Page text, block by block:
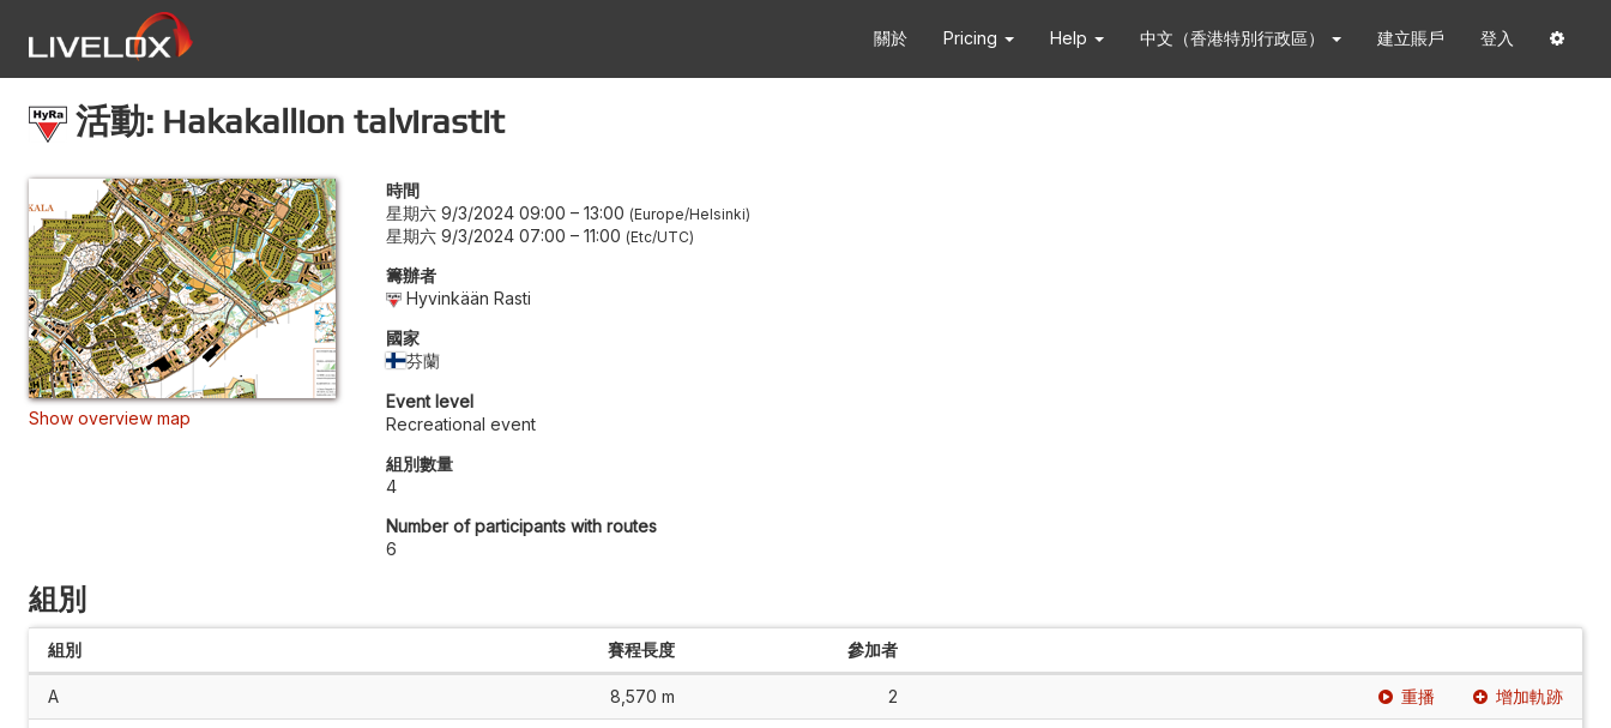
關於 Pricing Help 中文（香港特別行政區） 建立賬戶 登入
活動: Hakakallion talvirastit
Show overview map
時間
星期六 9/3/2024 09:00 – 13:00 Europe/Helsinki
星期六 9/3/2024 07:00 – 11:00 Etc/UTC
籌辦者
Hyvinkään Rasti
國家
芬蘭
Event level
Recreational event
組別數量
4
Number of participants with routes
6
組別
組別 賽程長度 參加者
A 8,570 m 2 重播 增加軌跡